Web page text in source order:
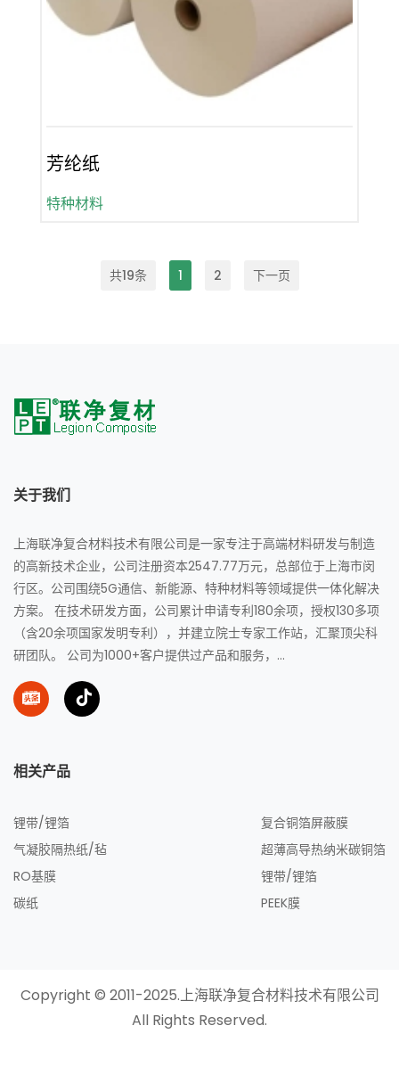
芳纶纸
特种材料
共19条 1 2 下一页
关于我们
上海联净复合材料技术有限公司是一家专注于高端材料研发与制造
的高新技术企业，公司注册资本2547.77万元，总部位于上海市闵
行区。公司围绕5G通信、新能源、特种材料等领域提供一体化解决
方案。 在技术研发方面，公司累计申请专利180余项，授权130多项
（含20余项国家发明专利），并建立院士专家工作站，汇聚顶尖科
研团队。 公司为1000+客户提供过产品和服务，...
相关产品
锂带/锂箔
气凝胶隔热纸/毡
RO基膜
碳纸
复合铜箔屏蔽膜
超薄高导热纳米碳铜箔
锂带/锂箔
PEEK膜
Copyright © 2011-2025.上海联净复合材料技术有限公司
All Rights Reserved.